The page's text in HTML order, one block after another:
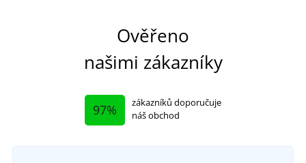
Ověřeno
našimi zákazníky
97%
zákazníků doporučuje
náš obchod